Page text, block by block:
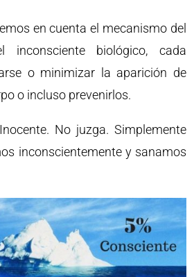
en cuenta el mecanismo del
inconsciente biológico, cada
o minimizar la aparición de
o incluso prevenirlos.
No juzga. Simplemente
inconscientemente y sanamos